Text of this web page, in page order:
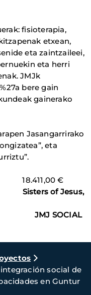
fisioterapia,
etxean,
eta zaintzaileei,
eta herri
JMJk
bere gain
gainerako
Jasangarrirako
eta
18.411,00 €
Sisters of Jesus,
social de
en Guntur